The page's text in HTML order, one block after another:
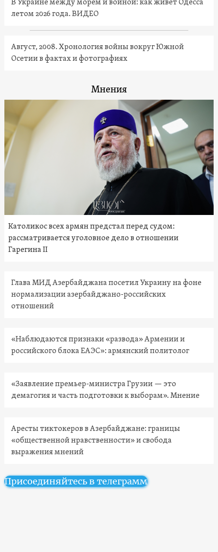
В Украине между морем и войной: как живет Одесса
летом 2026 года. ВИДЕО
Август, 2008. Хронология войны вокруг Южной
Осетии в фактах и фотографиях
Мнения
Католикос всех армян предстал перед судом:
рассматривается уголовное дело в отношении
Гарегина II
Глава МИД Азербайджана посетил Украину на фоне
нормализации азербайджано-российских
отношений
«Наблюдаются признаки «развода» Армении и
российского блока ЕАЭС»: армянский политолог
«Заявление премьер-министра Грузии — это
демагогия и часть подготовки к выборам». Мнение
Аресты тиктокеров в Азербайджане: границы
«общественной нравственности» и свобода
выражения мнений
Присоединяйтесь в телеграмм